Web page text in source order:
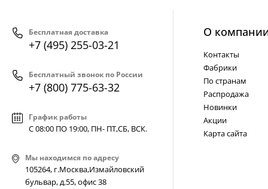
Бесплатная доставка
+7 (495) 255-03-21
Бесплатный звонок по России
+7 (800) 775-63-32
График работы
С 08:00 ПО 19:00, ПН- ПТ,СБ, ВСК.
Мы находимся по адресу
105264, г.Москва,Измайловский
бульвар, д.55, офис 38
О
Контакты
Фабрики
По странам
Распродажа
Новинки
Акции
Карта сайта